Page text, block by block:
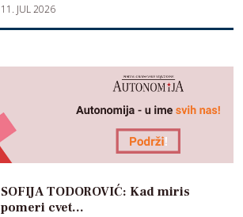
11. JUL 2026
SOFIJA TODOROVIĆ: Kad miris
pomeri cvet…